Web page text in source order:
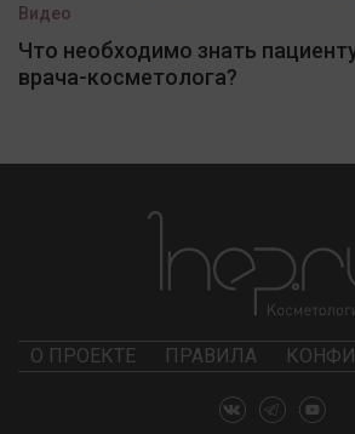
Видео
Что необходимо знать
врача-косметолога?
О ПРОЕКТЕ ПРАВИЛА